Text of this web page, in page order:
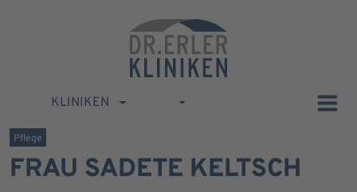
KLINIKEN
Pflege
FRAU SADETE KELTSCH